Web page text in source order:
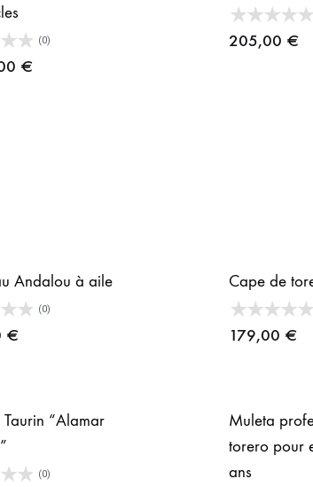
(0)
€
205,00 €
Andalou à aile
(0)
€
Cape de
179,00 €
Taurin “Alamar
(0)
Muleta
torero pour
ans